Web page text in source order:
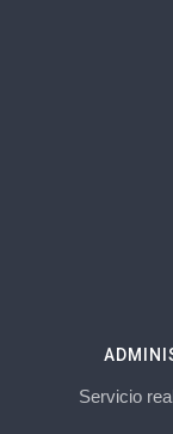
Servicio